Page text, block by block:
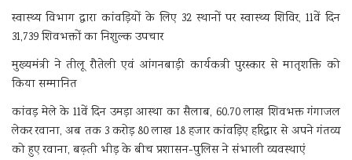
स्वास्थ्य विभाग द्वारा कांवड़ियों के लिए 32 स्थानों पर स्वास्थ्य शिविर, 11वें दिन
31,739 शिवभक्तों का निशुल्क उपचार
मुख्यमंत्री ने तीलू रौतेली एवं आंगनबाड़ी कार्यकत्री पुरस्कार से मातृशक्ति को
किया सम्मानित
कांवड़ मेले के 11वें दिन उमड़ा आस्था का सैलाब, 60.70 लाख शिवभक्त गंगाजल
लेकर रवाना, अब तक 3 करोड़ 80 लाख 18 हजार कांवड़िए हरिद्वार से अपने गंतव्य
को हुए रवाना, बढ़ती भीड़ के बीच प्रशासन-पुलिस ने संभाली व्यवस्थाएं